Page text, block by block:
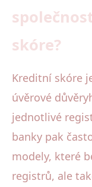
skóre?
Kreditní skóre
úvěrové
jednotlivé
banky pak
modely, které
registrů, ale